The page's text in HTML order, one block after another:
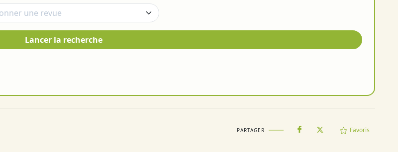
Lancer la recherche
PARTAGER Favoris